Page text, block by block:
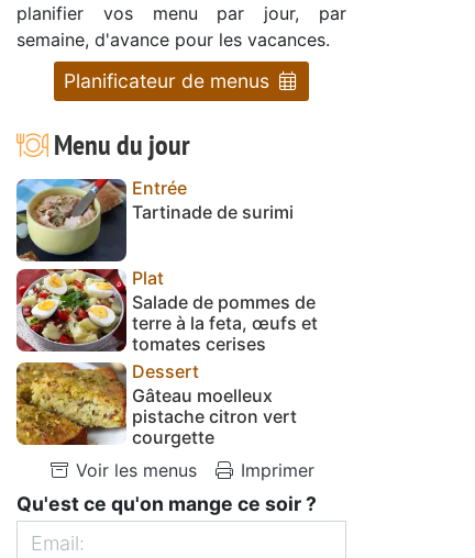
planifier vos menu par jour, par
semaine, d'avance pour les vacances.
Planificateur de menus
Menu du jour
Entrée
Tartinade de surimi
Plat
Salade de pommes de
terre à la feta, œufs et
tomates cerises
Dessert
Gâteau moelleux
pistache citron vert
courgette
Voir les menus
Imprimer
Qu'est ce qu'on mange ce soir ?